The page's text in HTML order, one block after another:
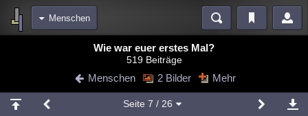
Menschen
Blogs Videos
Chat Wiki Neuigkeiten
meine Rubriken
Wie war euer erstes Mal?
519 Beiträge
Menschen 2 Bilder Mehr
Seite 7 / 26